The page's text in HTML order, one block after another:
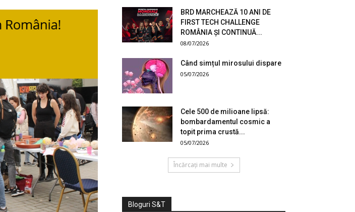
BRD MARCHEAZĂ 10 ANI DE
FIRST TECH CHALLENGE
ROMÂNIA ȘI CONTINUĂ...
08/07/2026
Când simțul mirosului dispare
05/07/2026
Cele 500 de milioane lipsă:
bombardamentul cosmic a
topit prima crustă...
05/07/2026
Încărcați mai multe
Bloguri S&T